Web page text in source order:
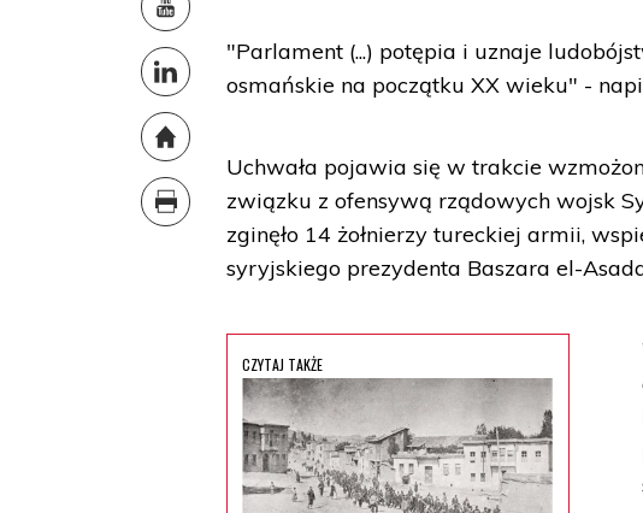
"Parlament (...) potępia i uznaje
osmańskie na początku XX wieku" -
Uchwała pojawia się w trakcie
związku z ofensywą rządowych wojsk
zginęło 14 żołnierzy tureckiej armii,
syryjskiego prezydenta Baszara el-
CZYTAJ TAKŻE